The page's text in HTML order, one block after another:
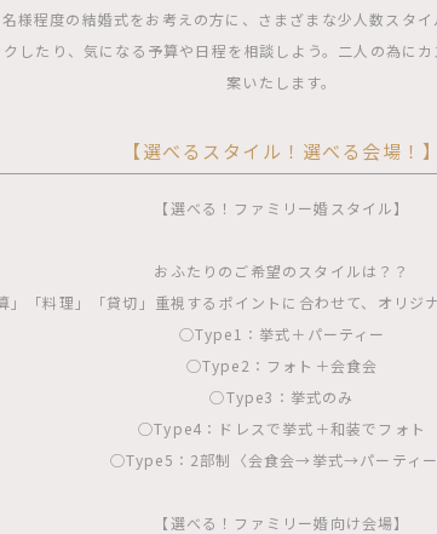
様程度の結婚式をお考えの方に、さまざまな少人数スタ
したり、気になる予算や日程を相談しよう。二人の為に
案いたします。
【選べるスタイル！選べる会場！】
【選べる！ファミリー婚スタイル】
おふたりのご希望のスタイルは？？
」「料理」「貸切」重視するポイントに合わせて、オリ
◯Type1：挙式＋パーティー
◯Type2：フォト＋会食会
◯Type3：挙式のみ
◯Type4：ドレスで挙式＋和装でフォト
◯Type5：2部制〈会食会→挙式→パーティー
【選べる！ファミリー婚向け会場】